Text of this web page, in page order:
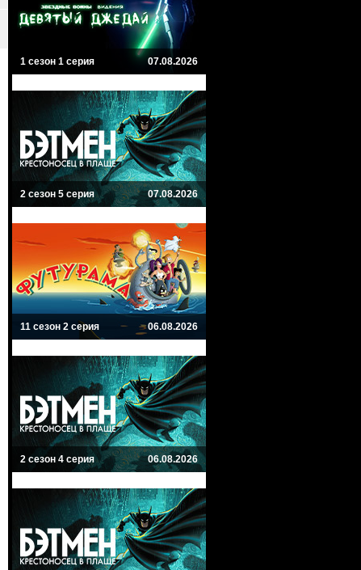
1 сезон 1 серия 07.08.2026
2 сезон 5 серия 07.08.2026
11 сезон 2 серия 06.08.2026
2 сезон 4 серия 06.08.2026